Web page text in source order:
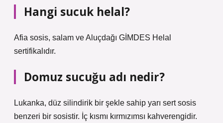
Hangi sucuk helal?
Afia sosis, salam ve Aluçdağı GİMDES Helal
sertifikalıdır.
Domuz sucuğu adı nedir?
Lukanka, düz silindirik bir şekle sahip yarı sert sosis
benzeri bir sosistir. İç kısmı kırmızımsı kahverengidir.